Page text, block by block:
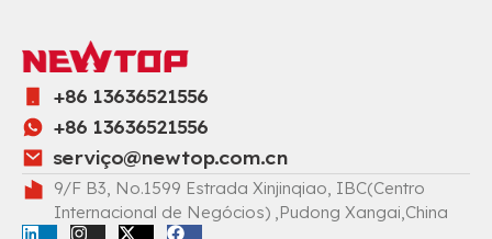
+86 13636521556
+86 13636521556
serviço@newtop.com.cn
9/F B3, No.1599 Estrada Xinjinqiao, IBC(Centro
Internacional de Negócios) ,Pudong Xangai,China